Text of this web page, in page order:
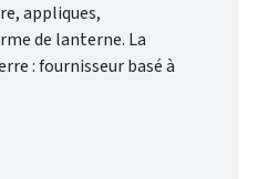
appliques,
de lanterne. La
: fournisseur basé à